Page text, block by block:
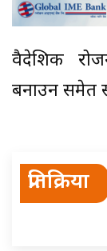
वैदेशिक
बनाउन समेत
प्रतिक्रिया